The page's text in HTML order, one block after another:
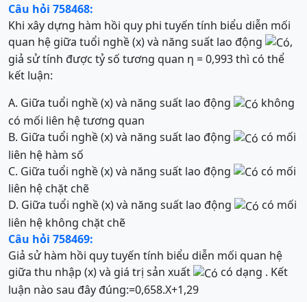
Câu hỏi 758468:
Khi xây dựng hàm hồi quy phi tuyến tính biểu diễn mối
quan hệ giữa tuổi nghề (x) và năng suất lao động
,
giả sử tính được tỷ số tương quan η = 0,993 thì có thể
kết luận:
A. Giữa tuổi nghề (x) và năng suất lao động
không
có mối liên hệ tương quan
B. Giữa tuổi nghề (x) và năng suất lao động
có mối
liên hệ hàm số
C. Giữa tuổi nghề (x) và năng suất lao động
có mối
liên hệ chặt chẽ
D. Giữa tuổi nghề (x) và năng suất lao động
có mối
liên hệ không chặt chẽ
Câu hỏi 758469:
Giả sử hàm hồi quy tuyến tính biểu diễn mối quan hệ
giữa thu nhập (x) và giá trị sản xuất
có dạng . Kết
luận nào sau đây đúng:=0,658.X+1,29